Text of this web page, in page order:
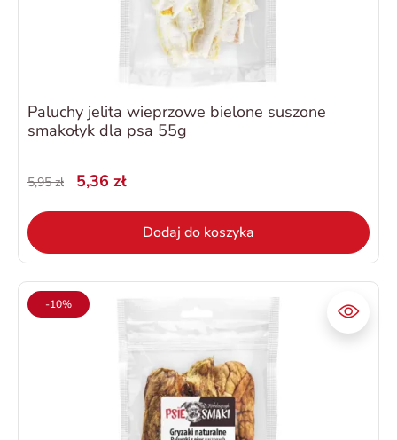
Paluchy jelita wieprzowe bielone suszone
smakołyk dla psa 55g
5,95 zł 5,36 zł
Dodaj do koszyka
-10%